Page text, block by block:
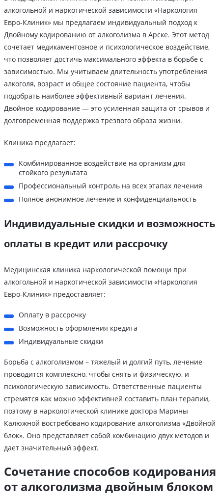
алкогольной и наркотической зависимости «Наркология
Евро-Клиник» мы предлагаем индивидуальный подход к
Двойному кодированию от алкоголизма в Арске. Этот метод
сочетает медикаментозное и психологическое воздействие,
что позволяет достичь максимального эффекта в борьбе с
зависимостью. Мы учитываем длительность употребления
алкоголя, возраст и общее состояние пациента, чтобы
подобрать наиболее эффективный вариант лечения.
Двойное кодирование — это усиленная защита от срывов и
долговременная поддержка трезвого образа жизни.
Клиника предлагает:
Комбинированное воздействие на организм для
стойкого результата
Профессиональный контроль на всех этапах лечения
Полное анонимное лечение и конфиденциальность
Индивидуальные скидки и возможность
оплаты в кредит или рассрочку
Медицинская клиника наркологической помощи при
алкогольной и наркотической зависимости «Наркология
Евро-Клиник» предоставляет:
Оплату в рассрочку
Возможность оформления кредита
Индивидуальные скидки
Борьба с алкоголизмом – тяжелый и долгий путь, лечение
проводится комплексно, чтобы снять и физическую, и
психологическую зависимость. Ответственные пациенты
стремятся как можно эффективней составить план терапии,
поэтому в наркологической клинике доктора Марины
Калюжной востребовано кодирование алкоголизма «Двойной
блок». Оно представляет собой комбинацию двух методов и
дает значительный эффект.
Сочетание способов кодирования
от алкоголизма двойным блоком